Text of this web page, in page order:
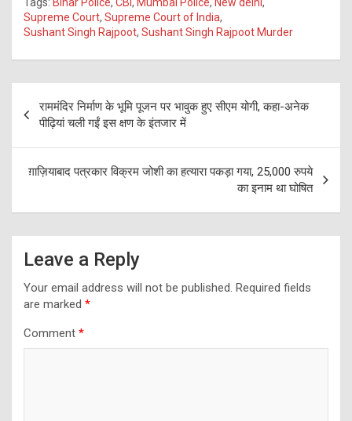
Supreme Court, Supreme Court of India,
Sushant Singh Rajpoot, Sushant Singh Rajpoot Murder
navigation
राममंदिर निर्माण के भूमि पूजन पर भावुक हुए सीएम योगी, कहा-अनेक
पीढ़ियां चली गईं इस क्षण के इंतजार में
ग़ाज़ियाबाद पत्रकार विक्रम जोशी का हत्यारा पकड़ा गया, 25,000 रुपये
का इनाम था घोषित
Leave a Reply
Your email address will not be published. Required fields
are marked *
Comment *